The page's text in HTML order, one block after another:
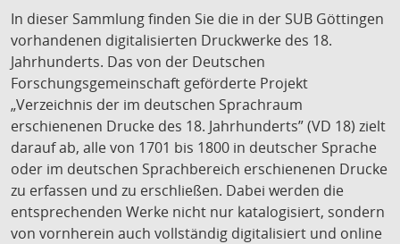
In dieser Sammlung finden Sie die in der SUB Göttingen
vorhandenen digitalisierten Druckwerke des 18.
Jahrhunderts. Das von der Deutschen
Forschungsgemeinschaft geförderte Projekt
„Verzeichnis der im deutschen Sprachraum
erschienenen Drucke des 18. Jahrhunderts” (VD 18) zielt
darauf ab, alle von 1701 bis 1800 in deutscher Sprache
oder im deutschen Sprachbereich erschienenen Drucke
zu erfassen und zu erschließen. Dabei werden die
entsprechenden Werke nicht nur katalogisiert, sondern
von vornherein auch vollständig digitalisiert und online